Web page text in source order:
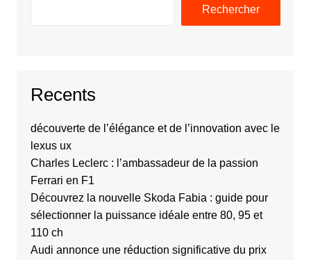
Rechercher
Recents
découverte de l’élégance et de l’innovation avec le
lexus ux
Charles Leclerc : l’ambassadeur de la passion
Ferrari en F1
Découvrez la nouvelle Skoda Fabia : guide pour
sélectionner la puissance idéale entre 80, 95 et
110 ch
Audi annonce une réduction significative du prix